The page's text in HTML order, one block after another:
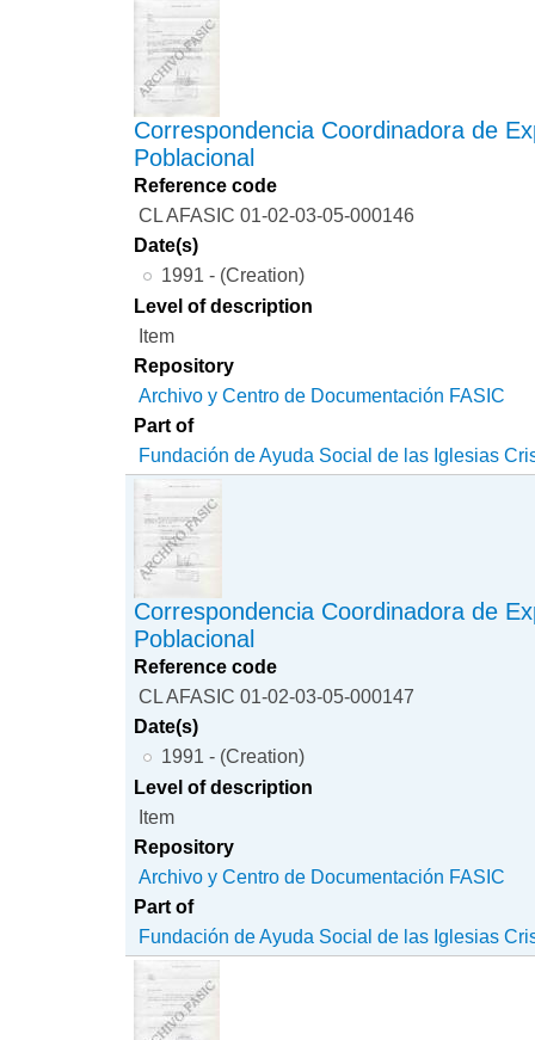
Correspondencia Coordinadora de
Poblacional
Reference code
CL AFASIC 01-02-03-05-000146
Date(s)
1991 - (Creation)
Level of description
Item
Repository
Archivo y Centro de Documentación FASIC
Part of
Fundación de Ayuda Social de las Iglesias
Correspondencia Coordinadora de
Poblacional
Reference code
CL AFASIC 01-02-03-05-000147
Date(s)
1991 - (Creation)
Level of description
Item
Repository
Archivo y Centro de Documentación FASIC
Part of
Fundación de Ayuda Social de las Iglesias